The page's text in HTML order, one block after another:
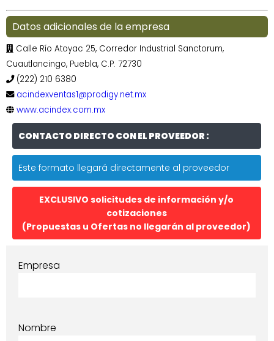
Datos adicionales de la empresa
Calle Río Atoyac 25, Corredor Industrial Sanctorum,
Cuautlancingo, Puebla, C.P. 72730
(222) 210 6380
acindexventas1@prodigy.net.mx
www.acindex.com.mx
CONTACTO DIRECTO CON EL PROVEEDOR :
Este formato llegará directamente al proveedor
EXCLUSIVO solicitudes de información y/o
cotizaciones
(Propuestas u Ofertas no llegarán al proveedor)
Empresa
Nombre